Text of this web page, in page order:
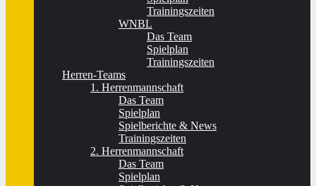
Trainingszeiten
WNBL
Das Team
Spielplan
Trainingszeiten
Herren-Teams
1. Herrenmannschaft
Das Team
Spielplan
Spielberichte & News
Trainingszeiten
2. Herrenmannschaft
Das Team
Spielplan